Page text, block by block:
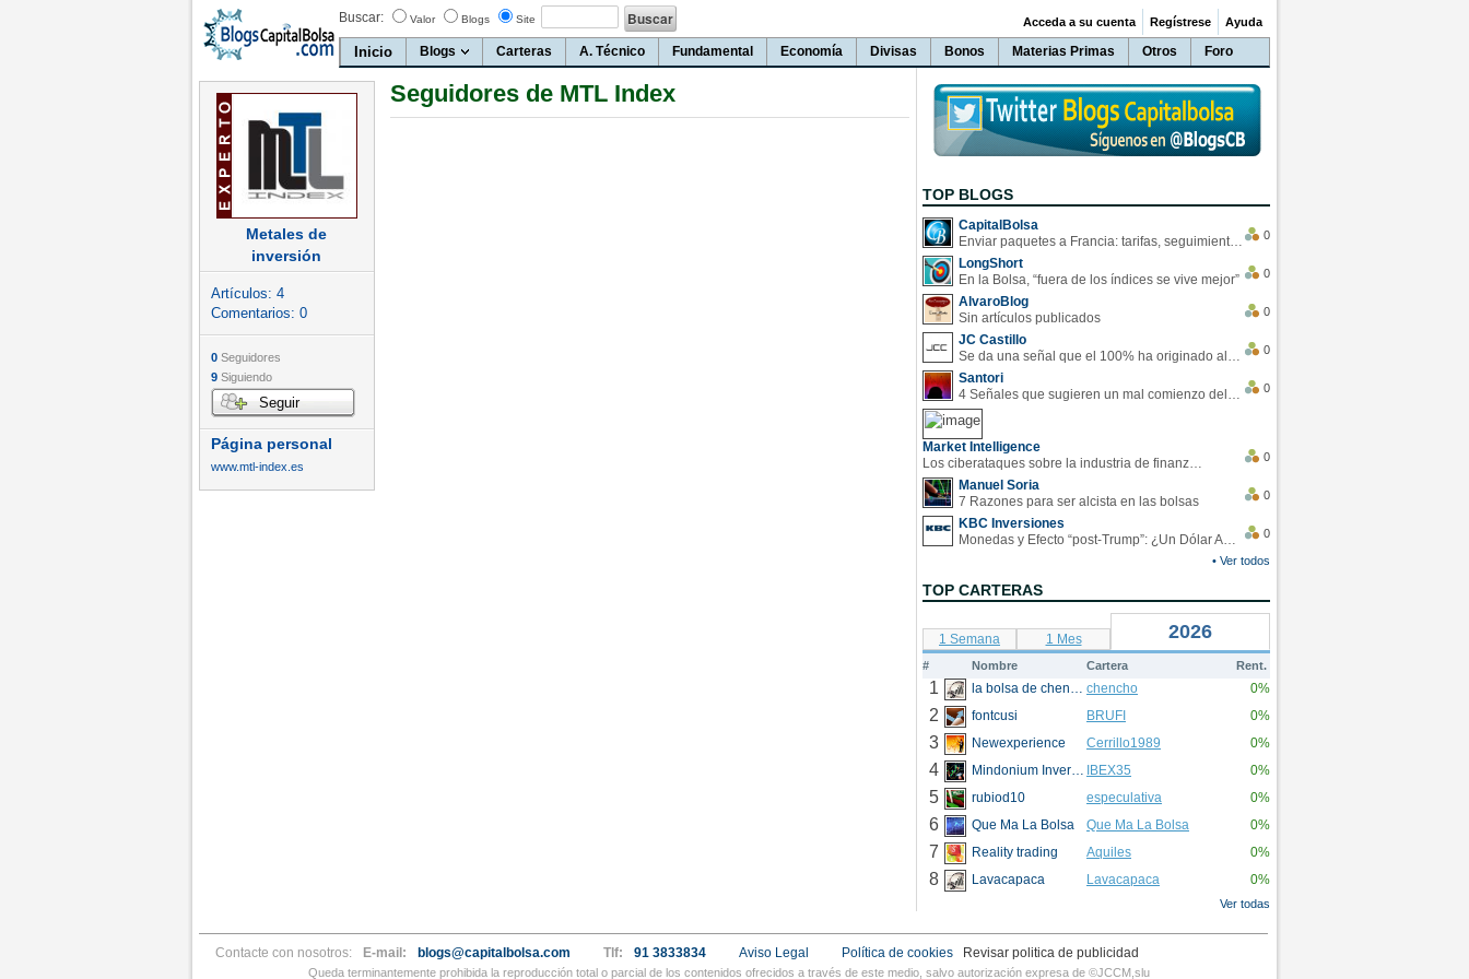
Buscar: Valor Blogs Site
Inicio Blogs Carteras A. Técnico Fundamental Economía Divisas Bonos Materias Primas Otros Foro
Acceda a su cuenta Regístrese Ayuda
Metales de
inversión
Artículos: 4
Comentarios: 0
0 Seguidores
9 Siguiendo
Seguir
Página personal
www.mtl-index.es
Seguidores de MTL Index
TOP BLOGS
CapitalBolsa
Enviar paquetes a Francia: tarifas, seguimiento y ventajas destacadas
0
LongShort
En la Bolsa, “fuera de los índices se vive mejor”
0
AlvaroBlog
Sin artículos publicados
0
JC Castillo
Se da una señal que el 100% ha originado alzas en las bolsas
0
Santori
4 Señales que sugieren un mal comienzo del 3T de la economía EEUU
0
Market Intelligence
Los ciberataques sobre la industria de finanzas se han duplicado este año
0
Manuel Soria
7 Razones para ser alcista en las bolsas
0
KBC Inversiones
Monedas y Efecto “post-Trump”: ¿Un Dólar Americano operando en rangos?
0
• Ver todos
TOP CARTERAS
1 Semana 1 Mes 2026
# Nombre Cartera Rent.
1 la bolsa de chencho chencho 0%
2 fontcusi BRUFI 0%
3 Newexperience Cerrillo1989 0%
4 Mindonium Inversions IBEX35 0%
5 rubiod10 especulativa 0%
6 Que Ma La Bolsa Que Ma La Bolsa 0%
7 Reality trading Aquiles 0%
8 Lavacapaca Lavacapaca 0%
Ver todas
Contacte con nosotros: E-mail: blogs@capitalbolsa.com Tlf: 91 3833834 Aviso Legal Revisar politica de publicidad
Política de cookies
Queda terminantemente prohibida la reproducción total o parcial de los contenidos ofrecidos a través de este medio, salvo autorización expresa de ©JCCM,slu